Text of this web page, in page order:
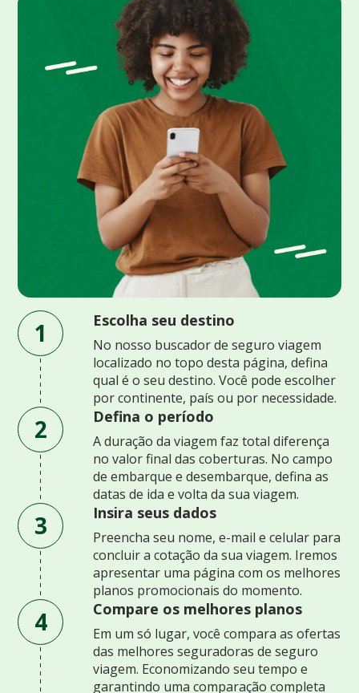
1 Escolha seu destino
No nosso buscador de seguro viagem
localizado no topo desta página, defina
qual é o seu destino. Você pode escolher
por continente, país ou por necessidade.
2 Defina o período
A duração da viagem faz total diferença
no valor final das coberturas. No campo
de embarque e desembarque, defina as
datas de ida e volta da sua viagem.
3 Insira seus dados
Preencha seu nome, e-mail e celular para
concluir a cotação da sua viagem. Iremos
apresentar uma página com os melhores
planos promocionais do momento.
4 Compare os melhores planos
Em um só lugar, você compara as ofertas
das melhores seguradoras de seguro
viagem. Economizando seu tempo e
garantindo uma comparação completa